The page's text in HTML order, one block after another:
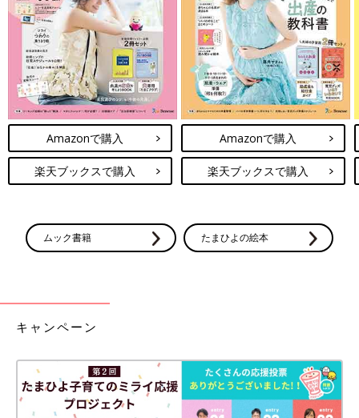
Amazonで購入
楽天ブックスで購入
Amazonで購入
楽天ブックスで購入
ムック書籍 たまひよの絵本
キャンペーン